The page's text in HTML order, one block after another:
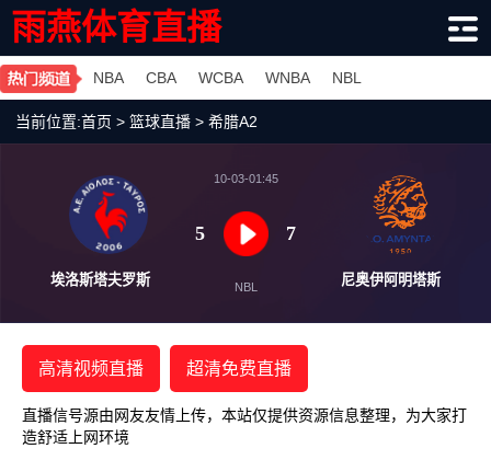
雨燕体育直播
NBA CBA WCBA WNBA NBL
当前位置:首页 > 篮球直播 > 希腊A2
埃洛斯塔夫罗斯
10-03-01:45
5 7
NBL
高清视频直播 超清免费直播
直播信号源由网友友情上传，本站仅提供资源信息整理，为大家打
造舒适上网环境